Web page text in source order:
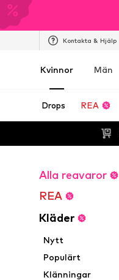
Kontakta & Hjälp
Kvinnor Män
Drops REA
Alla reavaror
REA
Kläder
Nytt
Populärt
Klänningar